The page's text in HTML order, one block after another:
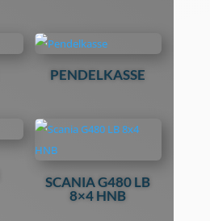
PENDELKASSE
SCANIA G480 LB
8×4 HNB